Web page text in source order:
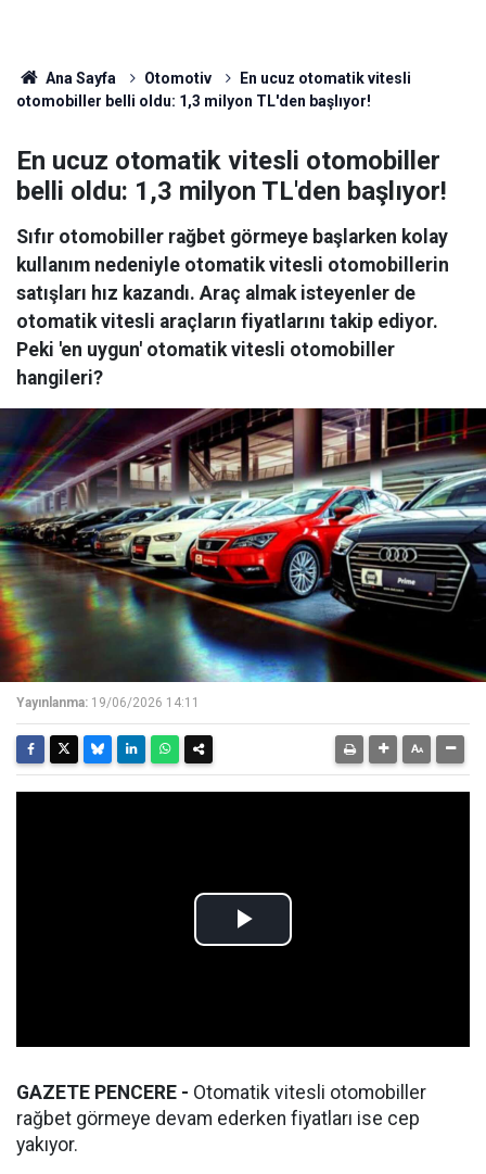
Ana Sayfa Otomotiv
En ucuz otomatik vitesli
otomobiller belli oldu: 1,3 milyon TL'den başlıyor!
En ucuz otomatik vitesli otomobiller
belli oldu: 1,3 milyon TL'den başlıyor!
Sıfır otomobiller rağbet görmeye başlarken kolay
kullanım nedeniyle otomatik vitesli otomobillerin
satışları hız kazandı. Araç almak isteyenler de
otomatik vitesli araçların fiyatlarını takip ediyor.
Peki 'en uygun' otomatik vitesli otomobiller
hangileri?
Yayınlanma: 19/06/2026 14:11
GAZETE PENCERE - Otomatik vitesli otomobiller
rağbet görmeye devam ederken fiyatları ise cep
yakıyor.